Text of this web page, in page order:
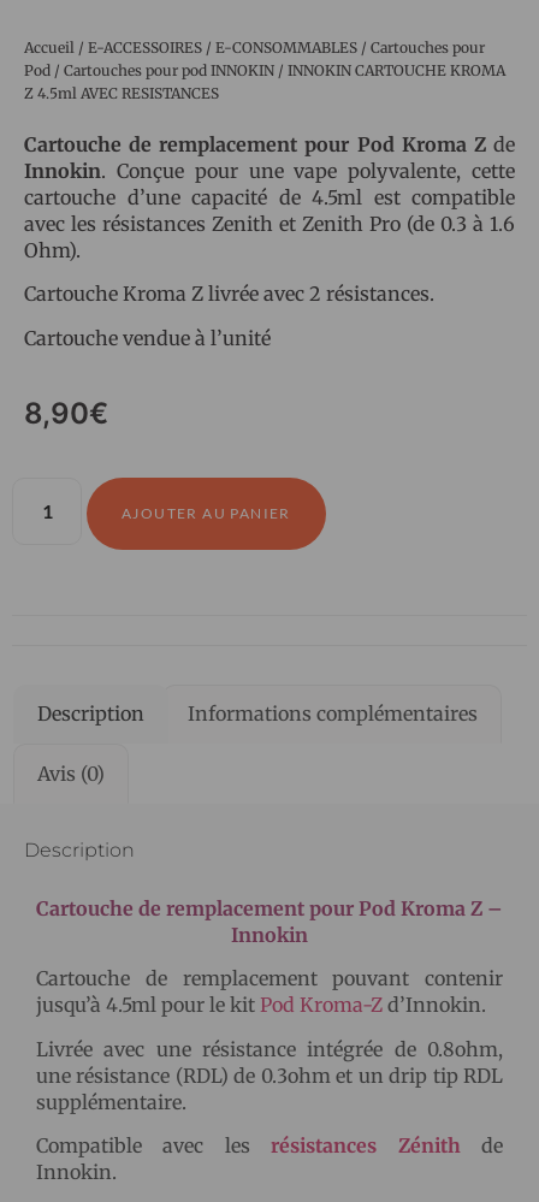
Accueil / E-ACCESSOIRES / E-CONSOMMABLES / Cartouches pour
Pod / Cartouches pour pod INNOKIN / INNOKIN CARTOUCHE KROMA
Z 4.5ml AVEC RESISTANCES
Cartouche de remplacement pour Pod Kroma Zde
Innokin. Conçue pour une vape polyvalente, cette
cartouche d’une capacité de 4.5ml est compatible
avec les résistances Zenith et Zenith Pro (de 0.3 à 1.6
Ohm).
Cartouche Kroma Z livrée avec 2 résistances.
Cartouche vendue à l’unité
8,90€
AJOUTER AU PANIER
Description Informations complémentaires
Avis (0)
Description
Cartouche de remplacement pour Pod Kroma Z –
Innokin
Cartouche de remplacement pouvant contenir
jusqu’à 4.5ml pour le kit Pod Kroma-Z d’Innokin.
Livrée avec une résistance intégrée de 0.8ohm,
une résistance (RDL) de 0.3ohm et un drip tip RDL
supplémentaire.
Compatible avec lesrésistances Zénith
de
Innokin.